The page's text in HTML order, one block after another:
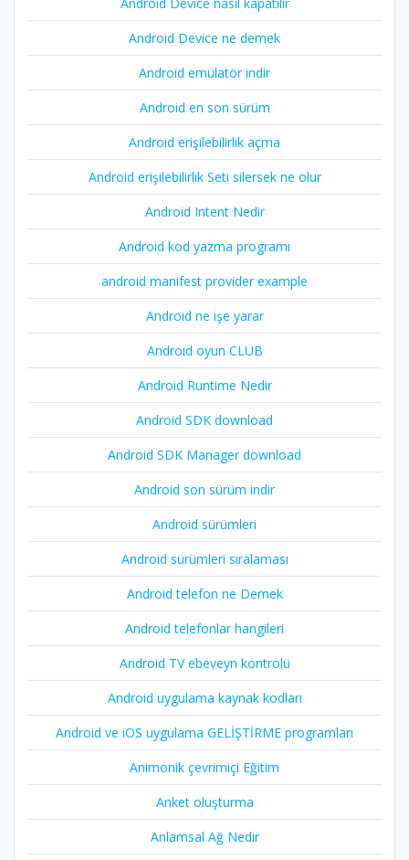
Android Device ne demek
Android emülatör indir
Android en son sürüm
Android erişilebilirlik açma
Android erişilebilirlik Seti silersek ne olur
Android Intent Nedir
Android kod yazma programı
android manifest provider example
Android ne işe yarar
Android oyun CLUB
Android Runtime Nedir
Android SDK download
Android SDK Manager download
Android son sürüm indir
Android sürümleri
Android sürümleri sıralaması
Android telefon ne Demek
Android telefonlar hangileri
Android TV ebeveyn kontrolü
Android uygulama kaynak kodları
Android ve iOS uygulama GELİŞTİRME programları
Animonik çevrimiçi Eğitim
Anket oluşturma
Anlamsal Ağ Nedir